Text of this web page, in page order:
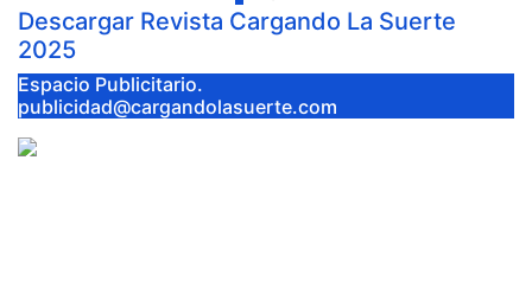
Descargar Revista Cargando La Suerte
2025
Espacio Publicitario.
publicidad@cargandolasuerte.com